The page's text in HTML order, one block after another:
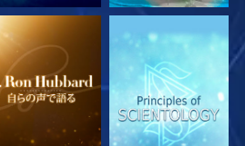
リーズを探求 シリーズを探求